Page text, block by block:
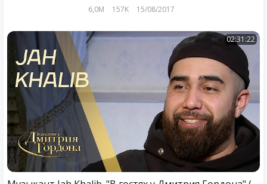
6,0M 157K 15/08/2017
02:31:22